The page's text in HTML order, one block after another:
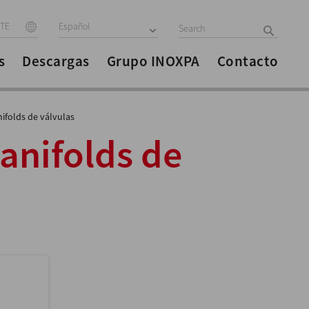
Español
Descargas Grupo INOXPA Contacto
de válvulas
de